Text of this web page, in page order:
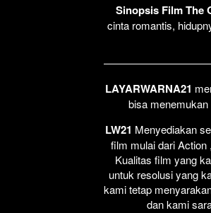
Sinopsis Film The
cinta romantis,
LAYARWARNA21
bisa
LW21 Menyediakan
film mulai dari Action
Kualitas film yang
untuk resolusi yang
kami tetap
dan kami